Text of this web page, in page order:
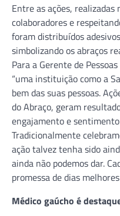
Entre as ações, realizadas
colaboradores e
foram distribuídos
simbolizando os abraços
Para a Gerente de
“uma instituição como a
bem das suas pessoas.
do Abraço, geram
engajamento e
Tradicionalmente
ação talvez tenha sido
ainda não podemos dar.
promessa de dias
Médico gaúcho é